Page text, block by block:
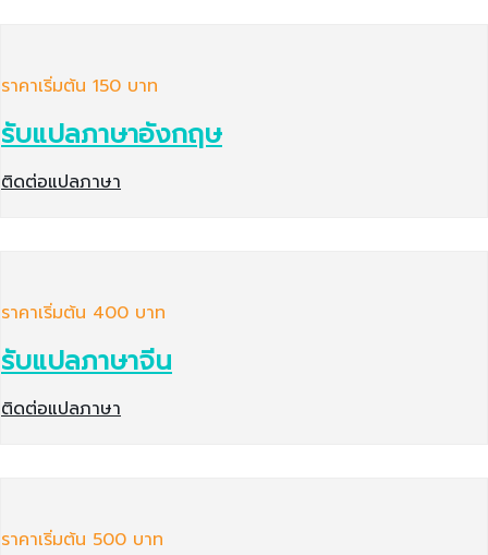
ราคาเริ่มต้น 150 บาท
รับแปลภาษาอังกฤษ
ติดต่อแปลภาษา
ราคาเริ่มต้น 400 บาท
รับแปลภาษาจีน
ติดต่อแปลภาษา
ราคาเริ่มต้น 500 บาท